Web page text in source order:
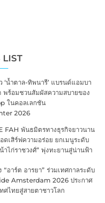
LIST
‘น้ำตาล-ทิพนารี’ แบรนด์แอมบา
พร้อมชวนสัมผัสความสบายของ
ในคอลเลกชัน
2026
FAH พันธมิตรทางธุรกิจยาวนาน
ดเสิร์ฟความอร่อย ยกเมนูระดับ
าไก่ราชวงศ์” พุ่งทะยานสู่น่านฟ้า
“อาร์ต อารยา” ร่วมเทศกาลระดับ
Amsterdam 2026 ประกาศ
ศไทยสู่สายตาชาวโลก